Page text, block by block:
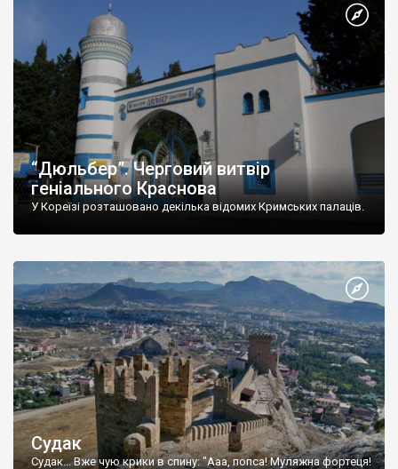
“Дюльбер”. Черговий витвір
геніального Краснова
У Кореїзі розташовано декілька відомих Кримських палаців.
Судак
Судак... Вже чую крики в спину: "Ааа, попса! Муляжна фортеця!